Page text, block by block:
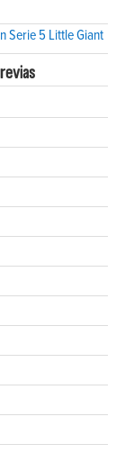
Serie 5 Little Giant